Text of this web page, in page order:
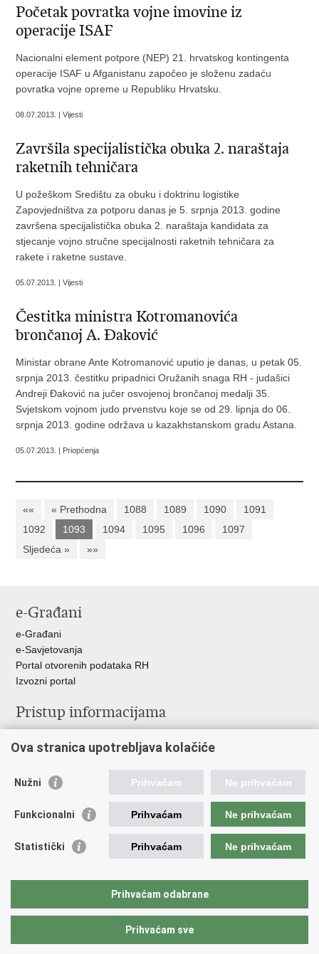
Početak povratka vojne imovine iz
operacije ISAF
Nacionalni element potpore (NEP) 21. hrvatskog kontingenta
operacije ISAF u Afganistanu započeo je složenu zadaću
povratka vojne opreme u Republiku Hrvatsku.
08.07.2013. | Vijesti
Završila specijalistička obuka 2. naraštaja
raketnih tehničara
U požeškom Središtu za obuku i doktrinu logistike
Zapovjedništva za potporu danas je 5. srpnja 2013. godine
završena specijalistička obuka 2. naraštaja kandidata za
stjecanje vojno stručne specijalnosti raketnih tehničara za
rakete i raketne sustave.
05.07.2013. | Vijesti
Čestitka ministra Kotromanovića
brončanoj A. Đaković
Ministar obrane Ante Kotromanović uputio je danas, u petak 05.
srpnja 2013. čestitku pripadnici Oružanih snaga RH - judašici
Andreji Đaković na jučer osvojenoj brončanoj medalji 35.
Svjetskom vojnom judo prvenstvu koje se od 29. lipnja do 06.
srpnja 2013. godine održava u kazakhstanskom gradu Astana.
05.07.2013. | Priopćenja
«« « Prethodna 1088 1089 1090
1091
1092
1093 1094 1095 1096
1097
Sljedeća »
»»
e-Građani
e-Građani
e-Savjetovanja
Portal otvorenih podataka RH
Izvozni portal
Pristup informacijama
Izjava o pristupačnosti
Ravnopravnost spolova u MORH-u i OSRH
Važne poveznice
Vlada RH
Hrvatski Sabor
Ova stranica upotrebljava kolačiće
Nužni Prihvaćam Ne prihvaćam
Funkcionalni Prihvaćam Ne prihvaćam
Statistički Prihvaćam Ne prihvaćam
Prihvaćam odabrane
Prihvaćam sve